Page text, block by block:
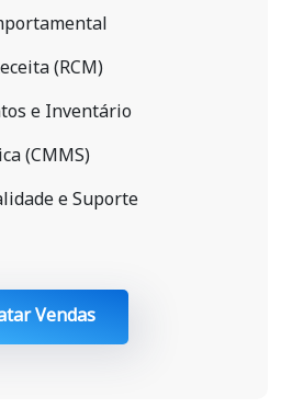
(RCM)
e Inventário
(CMMS)
e Suporte
Vendas